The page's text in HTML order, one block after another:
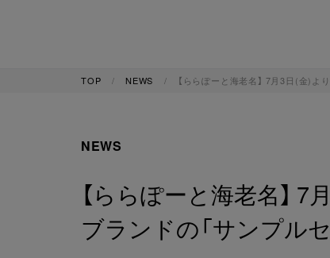
TOP NEWS 【ららぽーと海老名】 7月3日(金)よ
NEWS
【ららぽーと海老名】
ブランドの「サンプルセ